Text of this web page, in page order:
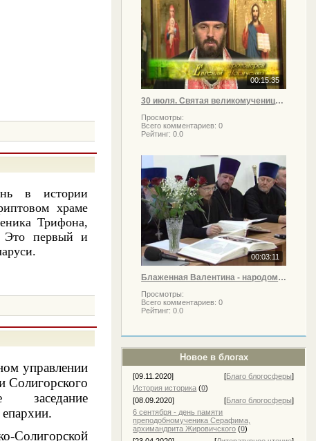
00:15:35
30 июля. Святая великомученица Марина
Просмотры:
Всего комментариев:0
Рейтинг:0.0
00:03:11
Блаженная Валентина - народом нареченная святой
Просмотры:
Всего комментариев:0
Рейтинг:0.0
Новое в блогах
[09.11.2020] [Благо блогосферы]
История историка (0)
[08.09.2020]
[Благо блогосферы]
6 сентября - день памяти
преподобномученика Серафима,
архимандрита Жировичского (0)
в истории
храме
Трифона,
Это первый и
управлении
Солигорского
заседание
Солигорской